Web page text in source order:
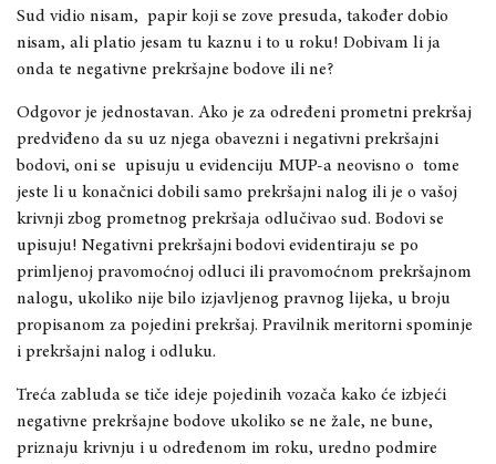
Sud vidio nisam, papir koji se zove presuda, također dobio
nisam, ali platio jesam tu kaznu i to u roku! Dobivam li ja
onda te negativne prekršajne bodove ili ne?
Odgovor je jednostavan. Ako je za određeni prometni prekršaj
predviđeno da su uz njega obavezni i negativni prekršajni
bodovi, oni se upisuju u evidenciju MUP-a neovisno o tome
jeste li u konačnici dobili samo prekršajni nalog ili je o vašoj
krivnji zbog prometnog prekršaja odlučivao sud. Bodovi se
upisuju! Negativni prekršajni bodovi evidentiraju se po
primljenoj pravomoćnoj odluci ili pravomoćnom prekršajnom
nalogu, ukoliko nije bilo izjavljenog pravnog lijeka, u broju
propisanom za pojedini prekršaj. Pravilnik meritorni spominje
i prekršajni nalog i odluku.
Treća zabluda se tiče ideje pojedinih vozača kako će izbjeći
negativne prekršajne bodove ukoliko se ne žale, ne bune,
priznaju krivnju i u određenom im roku, uredno podmire